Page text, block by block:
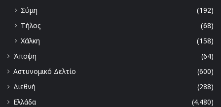
Σύμη
(192)
Τήλος
(68)
Χάλκη
(158)
Άποψη
(64)
Αστυνομικό Δελτίο
(600)
Διεθνή
(288)
Ελλάδα
(4.480)